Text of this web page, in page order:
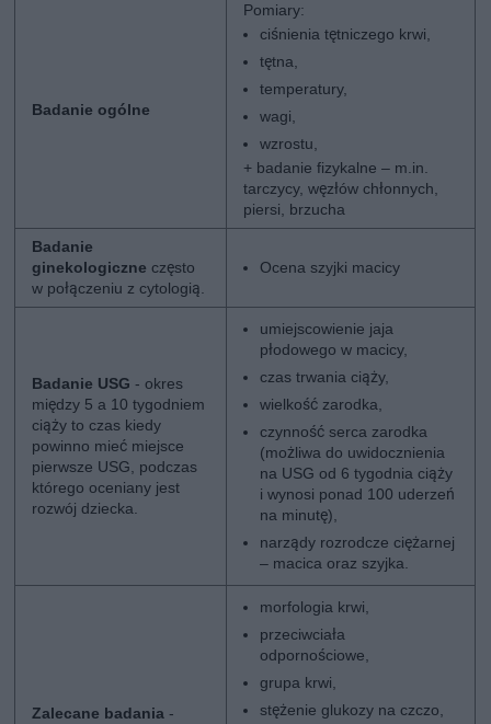
Badanie ogólne
Pomiary:
ciśnienia tętniczego krwi,
tętna,
temperatury,
wagi,
wzrostu,
+ badanie fizykalne – m.in.
tarczycy, węzłów chłonnych,
piersi, brzucha
Badanie
ginekologiczne często
w połączeniu z cytologią.
Ocena szyjki macicy
Badanie USG - okres
między 5 a 10 tygodniem
ciąży to czas kiedy
powinno mieć miejsce
pierwsze USG, podczas
którego oceniany jest
rozwój dziecka.
umiejscowienie jaja
płodowego w macicy,
czas trwania ciąży,
wielkość zarodka,
czynność serca zarodka
(możliwa do uwidocznienia
na USG od 6 tygodnia ciąży
i wynosi ponad 100 uderzeń
na minutę),
narządy rozrodcze ciężarnej
– macica oraz szyjka.
Zalecane badania -
morfologia krwi,
przeciwciała
odpornościowe,
grupa krwi,
stężenie glukozy na czczo,